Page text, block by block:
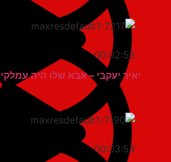
00:02:53
יאיר יעקבי – אבא שלו היה עמלקי
00:03:54